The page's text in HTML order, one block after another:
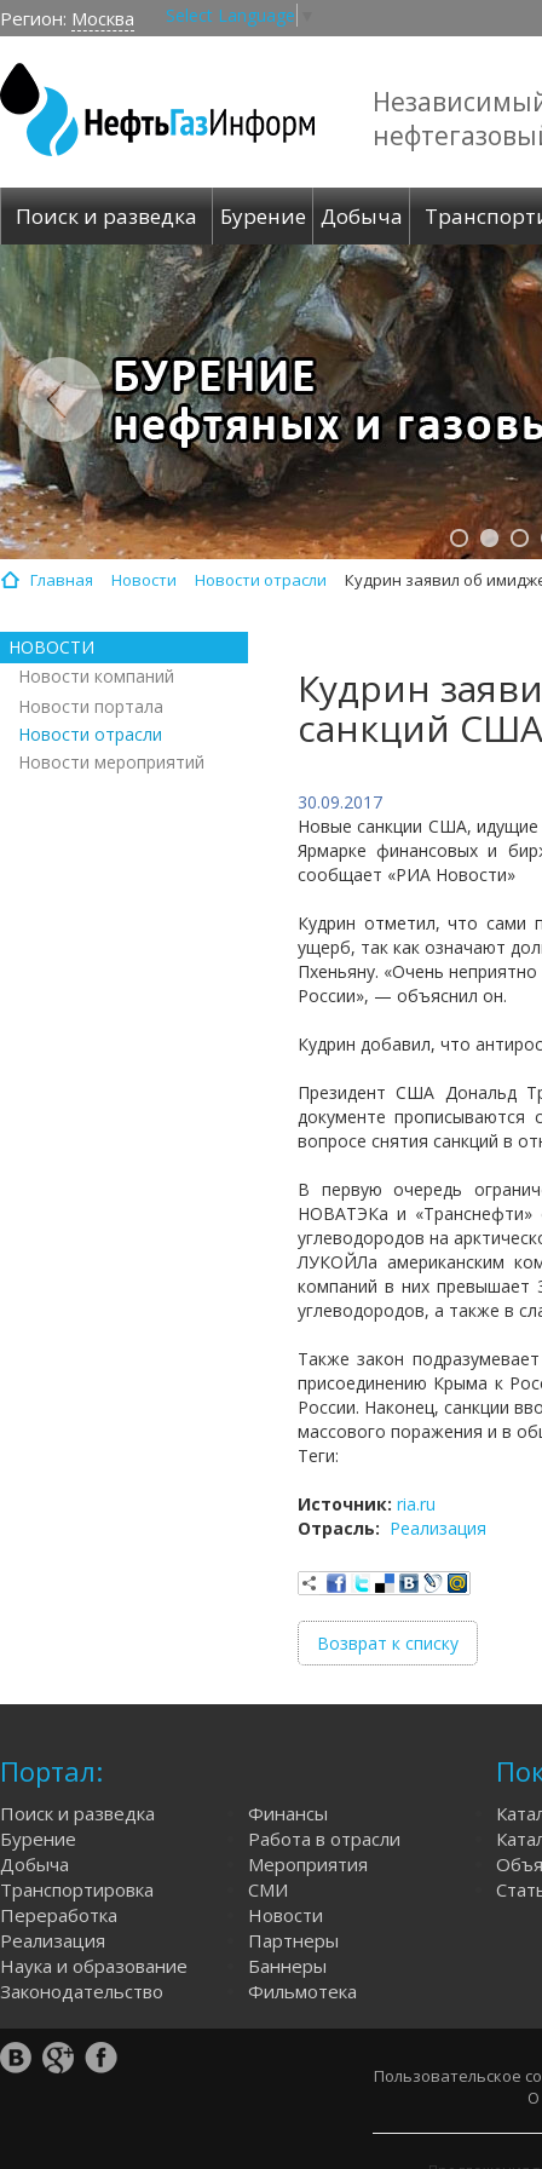
Регион: Москва Select Language
Поиск и разведка Бурение Добыча
Главная Новости Новости отрасли Кудрин заявил об
НОВОСТИ
Новости компаний
Новости портала
Новости отрасли
Новости мероприятий
Кудрин
санкций США
30.09.2017
Новые санкции США, идущие
Ярмарке финансовых и
сообщает «РИА Новости»
Кудрин отметил, что сами
ущерб, так как означают
Пхеньяну. «Очень
России», — объяснил он.
Кудрин добавил, что
Президент США Дональд
документе прописываются
вопросе снятия санкций в
В первую очередь
НОВАТЭКа и «Транснефти»
углеводородов на
ЛУКОЙЛа американским
компаний в них превышает
углеводородов, а также в
Также закон
присоединению Крыма к
России. Наконец, санкции
массового поражения и в
Теги:
Источник: ria.ru
Отрасль: Реализация
Возврат к списку
Портал:
Поиск и разведка
Бурение
Добыча
Транспортировка
Переработка
Реализация
Наука и образование
Законодательство
Финансы
Работа в отрасли
Мероприятия
СМИ
Новости
Партнеры
Баннеры
Фильмотека
Пользовательское
О